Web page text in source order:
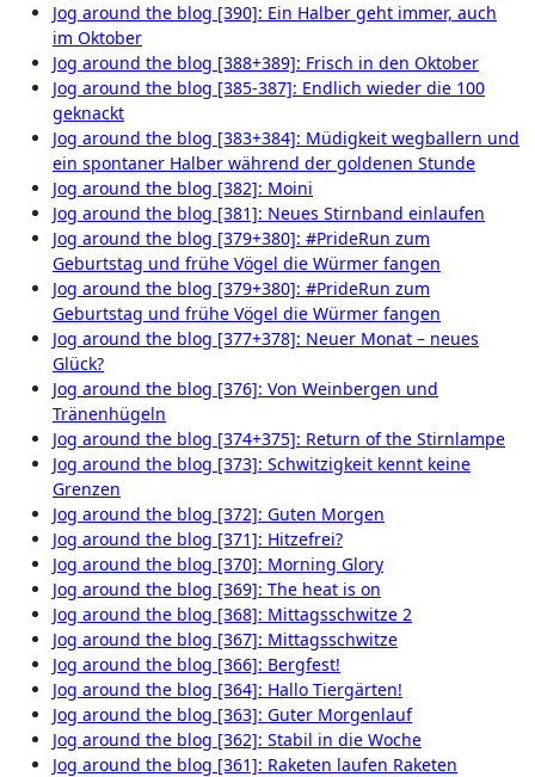
Jog around the blog [390]: Ein Halber geht immer, auch
im Oktober
Jog around the blog [388+389]: Frisch in den Oktober
Jog around the blog [385-387]: Endlich wieder die 100
geknackt
Jog around the blog [383+384]: Müdigkeit wegballern und
ein spontaner Halber während der goldenen Stunde
Jog around the blog [382]: Moini
Jog around the blog [381]: Neues Stirnband einlaufen
Jog around the blog [379+380]: #PrideRun zum
Geburtstag und frühe Vögel die Würmer fangen
Jog around the blog [379+380]: #PrideRun zum
Geburtstag und frühe Vögel die Würmer fangen
Jog around the blog [377+378]: Neuer Monat – neues
Glück?
Jog around the blog [376]: Von Weinbergen und
Tränenhügeln
Jog around the blog [374+375]: Return of the Stirnlampe
Jog around the blog [373]: Schwitzigkeit kennt keine
Grenzen
Jog around the blog [372]: Guten Morgen
Jog around the blog [371]: Hitzefrei?
Jog around the blog [370]: Morning Glory
Jog around the blog [369]: The heat is on
Jog around the blog [368]: Mittagsschwitze 2
Jog around the blog [367]: Mittagsschwitze
Jog around the blog [366]: Bergfest!
Jog around the blog [364]: Hallo Tiergärten!
Jog around the blog [363]: Guter Morgenlauf
Jog around the blog [362]: Stabil in die Woche
Jog around the blog [361]: Raketen laufen Raketen